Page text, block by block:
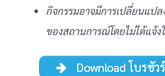
กิจกรรมอาจมีการเปลี่ยนแป
ของสถานการณ์โดยไม่ได้แจ้
Download โบรชัว